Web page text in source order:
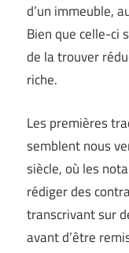
d’un immeuble,
Bien que celle-ci
de la trouver
riche.
Les premières
semblent nous
siècle, où les
rédiger des
transcrivant sur
avant d’être